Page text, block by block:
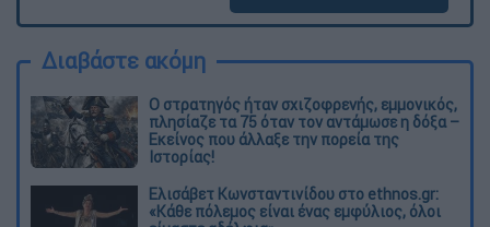
Διαβάστε ακόμη
O στρατηγός ήταν σχιζοφρενής, εμμονικός,
πλησίαζε τα 75 όταν τον αντάμωσε η δόξα –
Εκείνος που άλλαξε την πορεία της
Ιστορίας!
Ελισάβετ Κωνσταντινίδου στο ethnos.gr:
«Κάθε πόλεμος είναι ένας εμφύλιος, όλοι